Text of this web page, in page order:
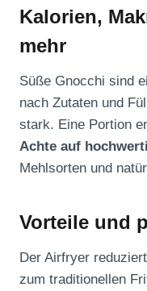
Kalorien,
mehr
Süße Gnocchi sind
nach Zutaten und
stark. Eine Portion
Achte auf
Mehlsorten und
Vorteile und
Der Airfryer
zum traditionellen